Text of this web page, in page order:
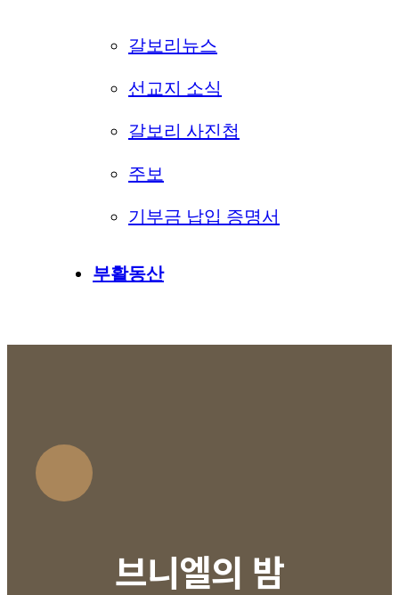
갈보리뉴스
선교지 소식
갈보리 사진첩
주보
기부금 납입 증명서
부활동산
브니엘의 밤